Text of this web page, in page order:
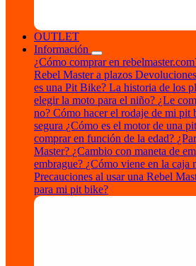
OUTLET
Información
¿Cómo comprar en
Rebel Master a plazos Devoluciones
es una Pit Bike? La historia de los
elegir la moto para el niño? ¿Le
no? Cómo hacer el rodaje de mi pit
segura ¿Cómo es el motor de una
comprar en función de la edad?
Master? ¿Cambio con maneta de
embrague? ¿Cómo viene en la caja
Precauciones al usar una Rebel
para mi pit bike?